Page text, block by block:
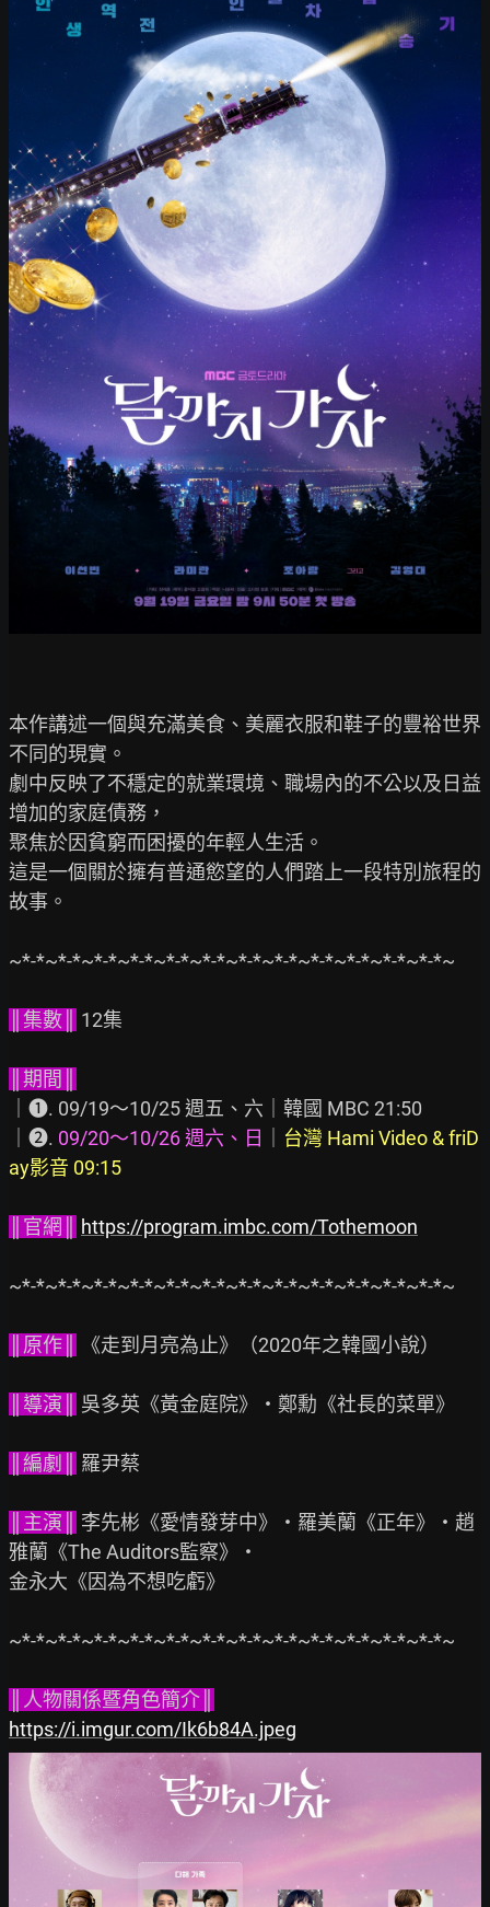
本作講述一個與充滿美食、美麗衣服和鞋子的豐裕世界
不同的現實。
劇中反映了不穩定的就業環境、職場內的不公以及日益
增加的家庭債務，
聚焦於因貧窮而困擾的年輕人生活。
這是一個關於擁有普通慾望的人們踏上一段特別旅程的
故事。
~*-*~*-*~*-*~*-*~*-*~*-*~*-*~*-*~*-*~*-*~*-*~*-*~
║集數║ 12集
║期間║
｜❶. 09/19～10/25 週五、六｜韓國 MBC 21:50
｜❷. 09/20～10/26 週六、日
台灣 Hami Video & friD
ay影音 09:15
║官網║ https://program.imbc.com/Tothemoon
~*-*~*-*~*-*~*-*~*-*~*-*~*-*~*-*~*-*~*-*~*-*~*-*~
║原作║ 《走到月亮為止》（2020年之韓國小說）
║導演║ 吳多英《黃金庭院》・鄭勳《社長的菜單》
║編劇║ 羅尹蔡
║主演║
李先彬《愛情發芽中》・羅美蘭《正年》・趙
雅蘭《The Auditors監察》・
金永大《因為不想吃虧》
~*-*~*-*~*-*~*-*~*-*~*-*~*-*~*-*~*-*~*-*~*-*~*-*~
║人物關係暨角色簡介║
https://i.imgur.com/Ik6b84A.jpeg